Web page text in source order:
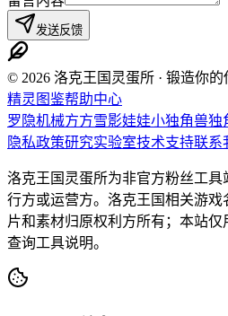
发送反馈
© 2026 洛克王国灵蛋所 · 锻造你的
精灵图鉴帮助中心
罗隐机械方方雪影娃娃小独角兽独
隐私政策研究实验室技术支持联系
洛克王国灵蛋所为非官方粉丝工
行方或运营方。洛克王国相关游戏
片和素材归原权利方所有；本站
查询工具说明。